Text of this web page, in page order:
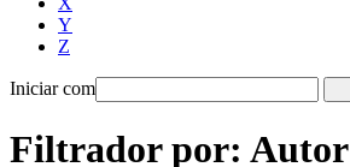
Y
Z
Iniciar com
Filtrador por: Autor